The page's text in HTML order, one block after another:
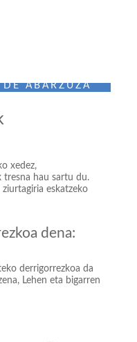
ABARZUZA
xedez,
tresna hau sartu du.
eskatzeko
dena:
derrigorrezkoa da
Lehen eta bigarren